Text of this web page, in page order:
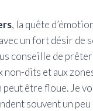
, la quête
un fort désir de
conseille de
dits et aux
être floue. Je
souvent un